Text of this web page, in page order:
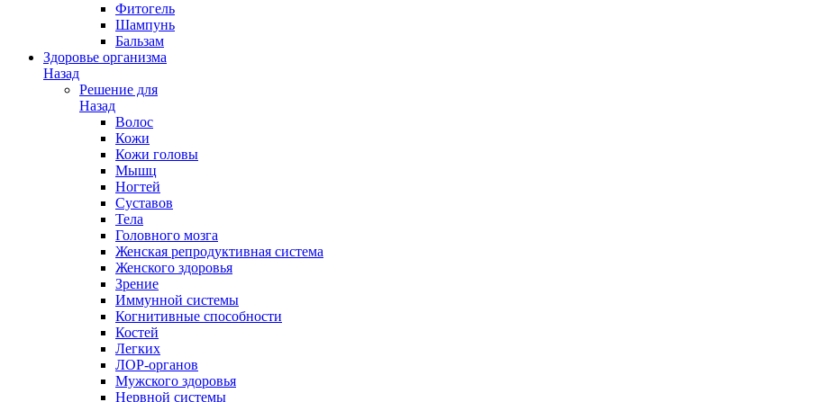
Фитогель
Шампунь
Бальзам
Здоровье организма
Назад
Решение для
Назад
Волос
Кожи
Кожи головы
Мышц
Ногтей
Суставов
Тела
Головного мозга
Женская репродуктивная система
Женского здоровья
Зрение
Иммунной системы
Когнитивные способности
Костей
Легких
ЛОР-органов
Мужского здоровья
Нервной системы